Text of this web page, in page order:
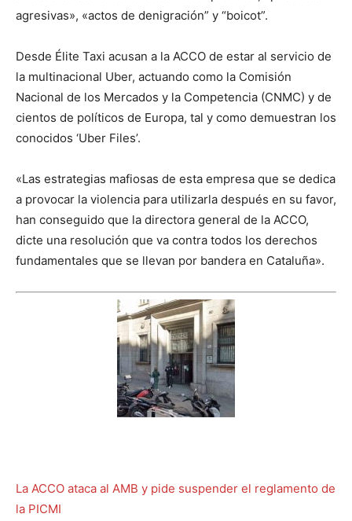
agresivas», «actos de denigración” y “boicot”.
Desde Élite Taxi acusan a la ACCO de estar al servicio de
la multinacional Uber, actuando como la Comisión
Nacional de los Mercados y la Competencia (CNMC) y de
cientos de políticos de Europa, tal y como demuestran los
conocidos ‘Uber Files’.
«Las estrategias mafiosas de esta empresa que se dedica
a provocar la violencia para utilizarla después en su favor,
han conseguido que la directora general de la ACCO,
dicte una resolución que va contra todos los derechos
fundamentales que se llevan por bandera en Cataluña».
La ACCO ataca al AMB y pide suspender el reglamento de
la PICMI